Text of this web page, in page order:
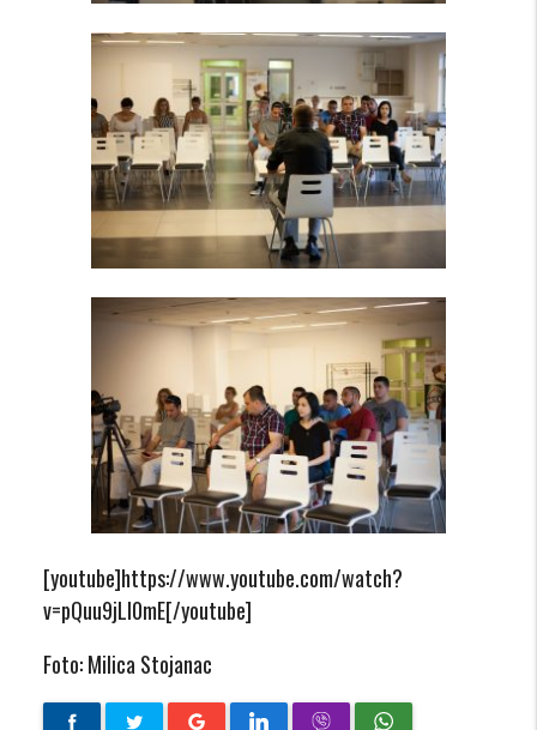
[youtube]https://www.youtube.com/watch?
v=pQuu9jLl0mE[/youtube]
Foto: Milica Stojanac